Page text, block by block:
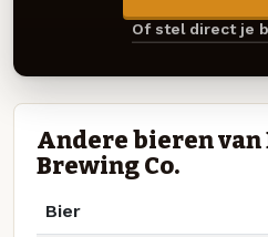
Of stel direct je
Andere bieren van
Brewing Co.
Bier